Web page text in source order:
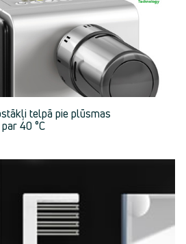
telpā pie plūsmas
40 °C